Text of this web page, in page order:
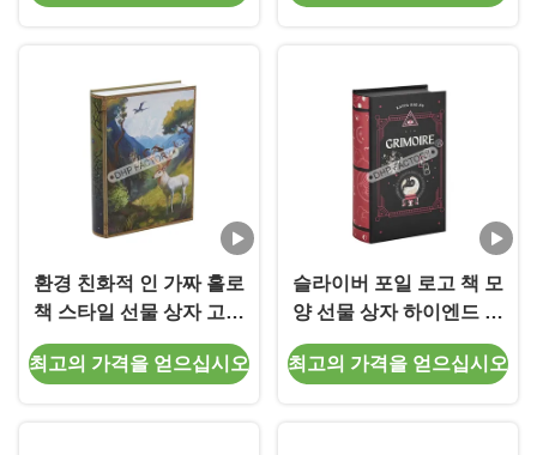
환경 친화적 인 가짜 홀로
책 스타일 선물 상자 고급
제품 포장 상자
최고의 가격을 얻으십시오
슬라이버 포일 로고 책 모
양 선물 상자 하이엔드 제
품 프레젠테이션 상자
최고의 가격을 얻으십시오